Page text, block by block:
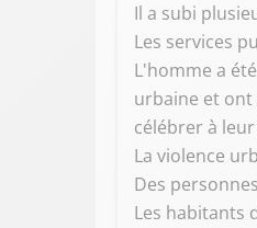
Il a subi
Les services
L'homme a
urbaine et ont
célébrer à
La violence
Des
Les habitants